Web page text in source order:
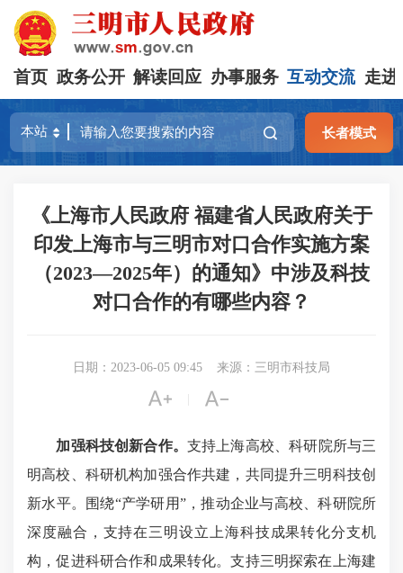
首页 政务公开 解读回应 办事服务 互动交流 走进
长者模式
《上海市人民政府 福建省人民政府关于
印发上海市与三明市对口合作实施方案
（2023—2025年）的通知》中涉及科技
对口合作的有哪些内容？
日期：2023-06-05 09:45 来源：三明市科技局
 
加强科技创新合作。 支持上海高校、科研院所与三
明高校、科研机构加强合作共建，共同提升三明科技创
新水平。围绕“产学研用”，推动企业与高校、科研院所
深度融合，支持在三明设立上海科技成果转化分支机
构，促进科研合作和成果转化。支持三明探索在上海建